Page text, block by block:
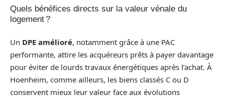
Quels bénéfices directs sur la valeur vénale du
logement ?
Un DPE amélioré, notamment grâce à une PAC
performante, attire les acquéreurs prêts à payer davantage
pour éviter de lourds travaux énergétiques après l’achat. À
Hoenheim, comme ailleurs, les biens classés C ou D
conservent mieux leur valeur face aux évolutions